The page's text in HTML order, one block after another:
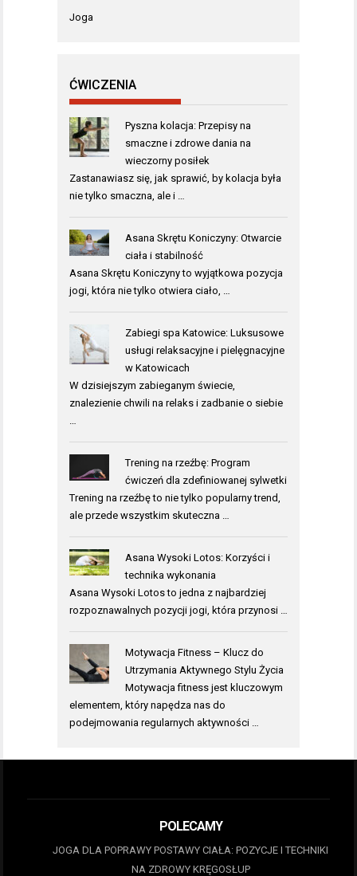
Joga
ĆWICZENIA
Pyszna kolacja: Przepisy na
smaczne i zdrowe dania na
wieczorny posiłek
Zastanawiasz się, jak sprawić, by kolacja była
nie tylko smaczna, ale i …
Asana Skrętu Koniczyny: Otwarcie
ciała i stabilność
Asana Skrętu Koniczyny to wyjątkowa pozycja
jogi, która nie tylko otwiera ciało, …
Zabiegi spa Katowice: Luksusowe
usługi relaksacyjne i pielęgnacyjne
w Katowicach
W dzisiejszym zabieganym świecie,
znalezienie chwili na relaks i zadbanie o siebie
Trening na rzeźbę: Program
ćwiczeń dla zdefiniowanej sylwetki
Trening na rzeźbę to nie tylko popularny trend,
ale przede wszystkim skuteczna …
Asana Wysoki Lotos: Korzyści i
technika wykonania
Asana Wysoki Lotos to jedna z najbardziej
rozpoznawalnych pozycji jogi, która przynosi …
Motywacja Fitness – Klucz do
Utrzymania Aktywnego Stylu Życia
Motywacja fitness jest kluczowym
elementem, który napędza nas do
podejmowania regularnych aktywności …
POLECAMY
JOGA DLA POPRAWY POSTAWY CIAŁA: POZYCJE I TECHNIKI
NA ZDROWY KRĘGOSŁUP